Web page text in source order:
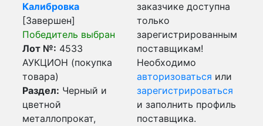
Калибровка
[Завершен]
Победитель выбран
Лот №: 4533
АУКЦИОН (покупка
товара)
Раздел: Черный и
цветной
металлопрокат,
заказчике доступна
только
зарегистрированным
поставщикам!
Необходимо
авторизоваться или
зарегистрироваться
и заполнить профиль
поставщика.